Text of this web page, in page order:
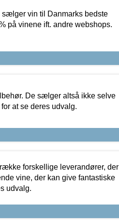
vin til Danmarks bedste
på vinene ift. andre webshops.
De sælger altså ikke selve
at se deres udvalg.
forskellige leverandører, der
vine, der kan give fantastiske
udvalg.